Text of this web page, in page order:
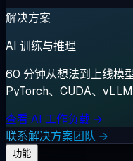
解决方案
AI 训练与推理
60 分钟从想法到上线模
PyTorch、CUDA、vLLM
查看 AI 工作负载 →
联系解决方案团队 →